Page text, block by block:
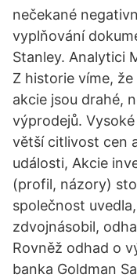
nečekané
vyplňování
Stanley. Analytici
Z historie víme,
akcie jsou drahé,
výprodejů.
větší citlivost cen
události, Akcie
(profil, názory)
společnost
zdvojnásobil,
Rovněž odhad o
banka Goldman